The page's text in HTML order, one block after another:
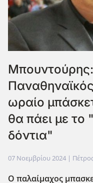
ωραίο
θα πάει με το
δόντια"
07 Νοεμβρίου 2024|
Ο παλαίμαχος